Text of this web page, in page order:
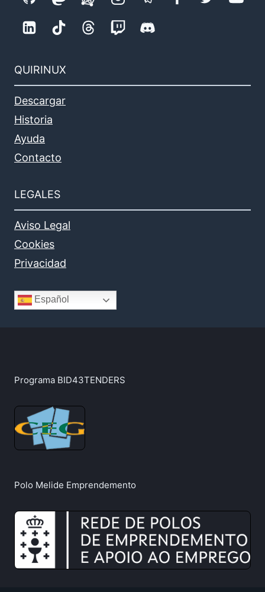
QUIRINUX
Descargar
Historia
Ayuda
Contacto
LEGALES
Aviso Legal
Cookies
Privacidad
Español
Programa BID43TENDERS
Polo Melide Emprendemento